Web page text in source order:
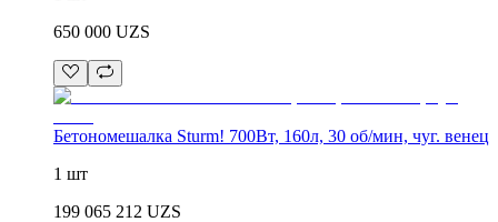
650 000 UZS
Бетономешалка Sturm! 700Вт, 160л, 30 об/мин, чуг. венец
1 шт
199 065 212 UZS